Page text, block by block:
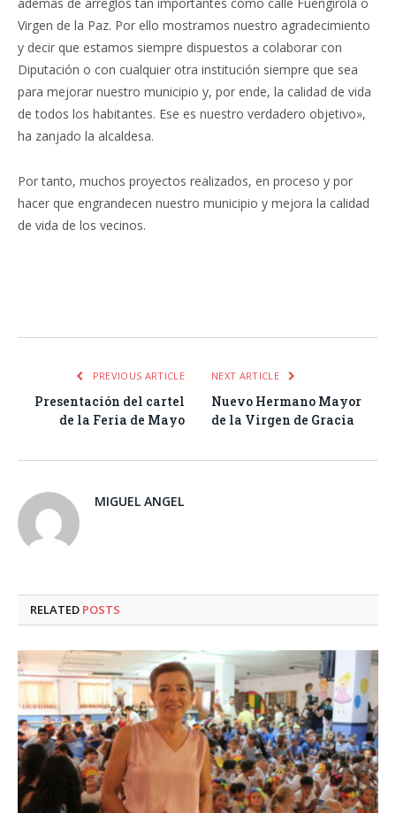
Virgen de la Paz. Por ello mostramos nuestro agradecimiento
y decir que estamos siempre dispuestos a colaborar con
Diputación o con cualquier otra institución siempre que sea
para mejorar nuestro municipio y, por ende, la calidad de vida
de todos los habitantes. Ese es nuestro verdadero objetivo»,
ha zanjado la alcaldesa.
Por tanto, muchos proyectos realizados, en proceso y por
hacer que engrandecen nuestro municipio y mejora la calidad
de vida de los vecinos.
PREVIOUS ARTICLE
Presentación del cartel
de la Feria de Mayo
NEXT ARTICLE
Nuevo Hermano Mayor
de la Virgen de Gracia
MIGUEL ANGEL
RELATED POSTS